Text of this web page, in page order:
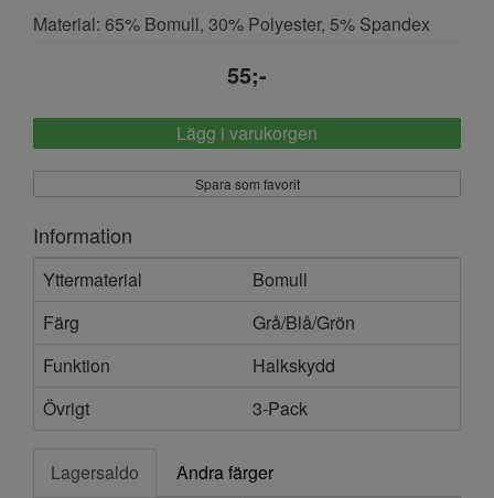
Material: 65% Bomull, 30% Polyester, 5% Spandex
55;-
Lägg i varukorgen
Spara som favorit
Information
Yttermaterial
Bomull
Färg
Grå/Blå/Grön
Funktion
Halkskydd
Övrigt
3-Pack
Lagersaldo
Andra färger